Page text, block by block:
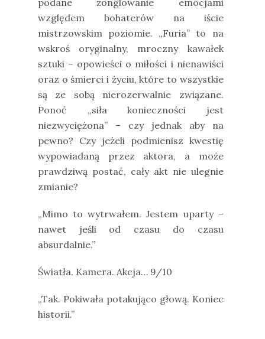
względem bohaterów na iście
mistrzowskim poziomie. „Furia” to na
wskroś oryginalny, mroczny kawałek
sztuki – opowieści o miłości i nienawiści
oraz o śmierci i życiu, które to wszystkie
są ze sobą nierozerwalnie związane.
Ponoć „siła konieczności jest
niezwyciężona” – czy jednak aby na
pewno? Czy jeżeli podmienisz kwestię
wypowiadaną przez aktora, a może
prawdziwą postać, cały akt nie ulegnie
zmianie?
„Mimo to wytrwałem. Jestem uparty –
nawet jeśli od czasu do czasu
absurdalnie.”
Światła. Kamera. Akcja… 9/10
„Tak. Pokiwała potakująco głową. Koniec
historii.”